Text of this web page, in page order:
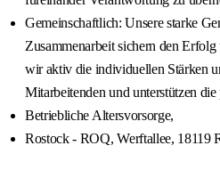
Gemeinschaftlich: Unsere starke
Zusammenarbeit sichern den
wir aktiv die individuellen Stärken
Mitarbeitenden und unterstützen
Betriebliche Altersvorsorge,
Rostock - ROQ, Werftallee, 18119